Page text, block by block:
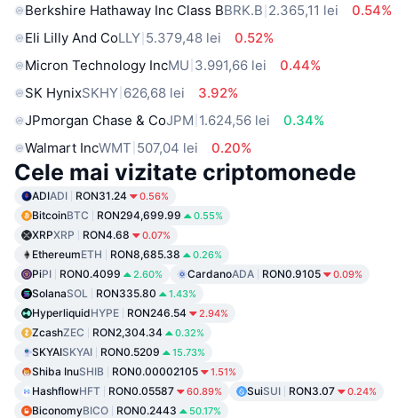
Berkshire Hathaway Inc Class BBRK.B 2.365,11 lei
0.54%
Eli Lilly And CoLLY 5.379,48 lei
0.52%
Micron Technology IncMU 3.991,66 lei
0.44%
SK HynixSKHY 626,68 lei
3.92%
JPmorgan Chase & CoJPM 1.624,56 lei
0.34%
Walmart IncWMT 507,04 lei 0.20%
Cele mai vizitate criptomonede
ADIADI RON31.24 0.56%
BitcoinBTC RON294,699.99 0.55%
XRPXRP RON4.68 0.07%
EthereumETH RON8,685.38 0.26%
PiPI RON0.4099 2.60% CardanoADA RON0.9105 0.09%
SolanaSOL RON335.80 1.43%
HyperliquidHYPE RON246.54 2.94%
ZcashZEC RON2,304.34 0.32%
SKYAISKYAI RON0.5209 15.73%
Shiba InuSHIB RON0.00002105 1.51%
HashflowHFT RON0.05587 60.89% SuiSUI RON3.07 0.24%
BiconomyBICO RON0.2443 50.17%